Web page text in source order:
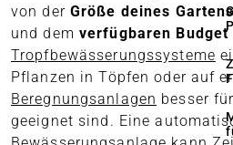
von der Größe deines Gartens
und dem verfügbaren Budget
Tropfbewässerungssysteme
Pflanzen in Töpfen oder auf
Beregnungsanlagen besser
geeignet sind. Eine